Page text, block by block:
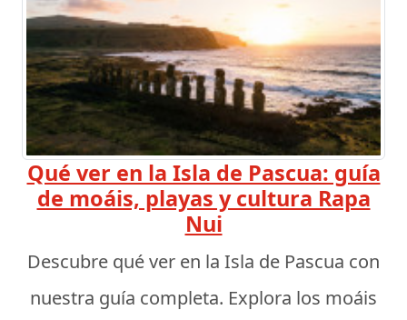
Qué ver en la Isla de Pascua: guía
de moáis, playas y cultura Rapa
Nui
Descubre qué ver en la Isla de Pascua con
nuestra guía completa. Explora los moáis